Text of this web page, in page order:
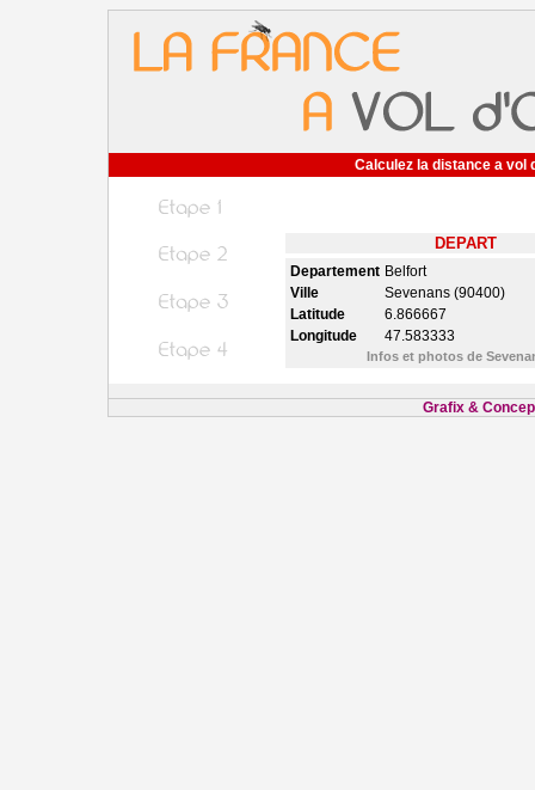
Calculez la distance a vol
DEPART
Departement Belfort
Ville
Sevenans (90400)
Latitude
6.866667
Longitude
47.583333
Infos et photos de
Grafix &